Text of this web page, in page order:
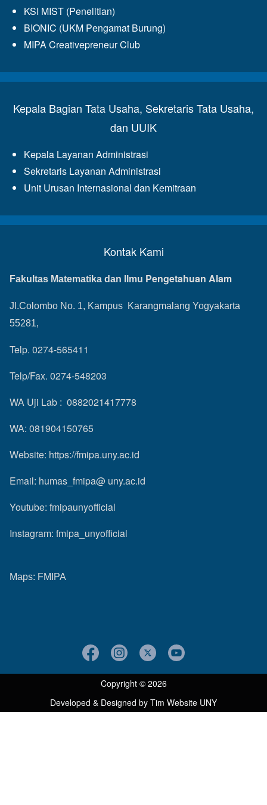
KSI MIST (Penelitian)
BIONIC (UKM Pengamat Burung)
MIPA Creativepreneur Club
Kepala Bagian Tata Usaha, Sekretaris Tata Usaha,
dan UUIK
Kepala Layanan Administrasi
Sekretaris Layanan Administrasi
Unit Urusan Internasional dan Kemitraan
Kontak Kami
Fakultas Matematika dan Ilmu Pengetahuan Alam
Jl.Colombo No. 1, Kampus Karangmalang Yogyakarta
55281,
Telp. 0274-565411
Telp/Fax. 0274-548203
WA Uji Lab : 0882021417778
WA: 081904150765
Website: https://fmipa.uny.ac.id
Email: humas_fmipa@ uny.ac.id
Youtube: fmipaunyofficial
Instagram: fmipa_unyofficial
Maps: FMIPA
Copyright © 2026
Developed & Designed by Tim Website UNY